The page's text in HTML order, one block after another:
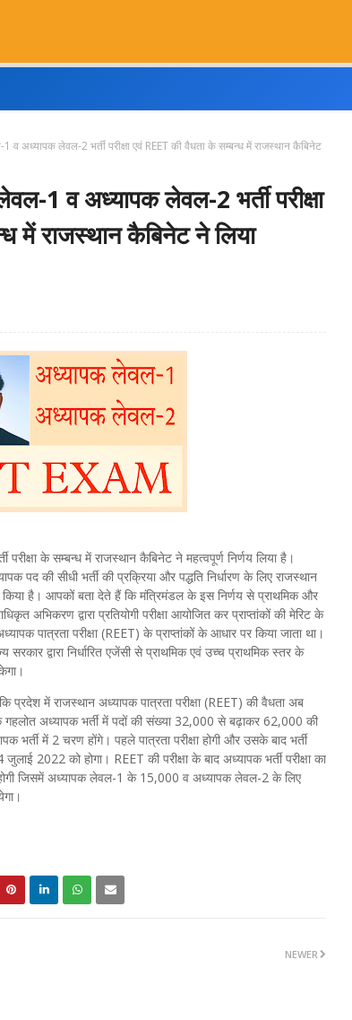
व अध्यापक लेवल-2 भर्ती परीक्षा एवं REET की वैधता के सम्बन्ध में राजस्थान कैबिनेट
1 व अध्यापक लेवल-2 भर्ती परीक्षा
में राजस्थान कैबिनेट ने लिया
के सम्बन्ध में राजस्थान कैबिनेट ने महत्वपूर्ण निर्णय लिया है।
पद की सीधी भर्ती की प्रक्रिया और पद्धति निर्धारण के लिए राजस्थान
है। आपकों बता देते हैं कि मंत्रिमंडल के इस निर्णय से प्राथमिक और
अभिकरण द्वारा प्रतियोगी परीक्षा आयोजित कर प्राप्तांकों की मेरिट के
पात्रता परीक्षा (REET) के प्राप्तांकों के आधार पर किया जाता था।
द्वारा निर्धारित एजेंसी से प्राथमिक एवं उच्च प्राथमिक स्तर के
प्रदेश में राजस्थान अध्यापक पात्रता परीक्षा (REET) की वैधता अब
अध्यापक भर्ती में पदों की संख्या 32,000 से बढ़ाकर 62,000 की
में 2 चरण होंगे। पहले पात्रता परीक्षा होगी और उसके बाद भर्ती
2022 को होगा। REET की परीक्षा के बाद अध्यापक भर्ती परीक्षा का
जिसमें अध्यापक लेवल-1 के 15,000 व अध्यापक लेवल-2 के लिए
NEWER